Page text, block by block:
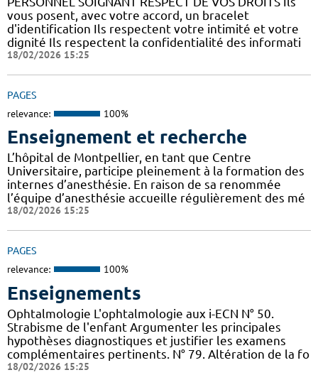
vous posent, avec votre accord, un bracelet
d'identification Ils respectent votre intimité et votre
dignité Ils respectent la confidentialité des informati
18/02/2026 15:25
PAGES
relevance: 100%
Enseignement et recherche
L’hôpital de Montpellier, en tant que Centre
Universitaire, participe pleinement à la formation des
internes d’anesthésie. En raison de sa renommée
l’équipe d’anesthésie accueille régulièrement des mé
18/02/2026 15:25
PAGES
relevance: 100%
Enseignements
Ophtalmologie L'ophtalmologie aux i-ECN N° 50.
Strabisme de l'enfant Argumenter les principales
hypothèses diagnostiques et justifier les examens
complémentaires pertinents. N° 79. Altération de la fo
18/02/2026 15:25